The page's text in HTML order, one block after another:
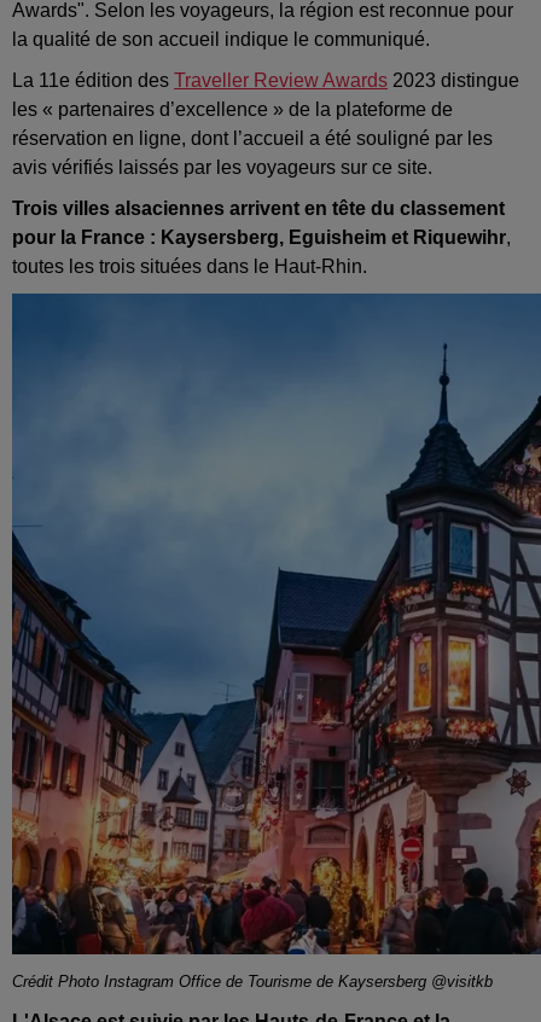
Awards". Selon les voyageurs, la région est reconnue pour
la qualité de son accueil indique le communiqué.
La 11e édition des Traveller Review Awards 2023 distingue
les « partenaires d’excellence » de la plateforme de
réservation en ligne, dont l’accueil a été souligné par les
avis vérifiés laissés par les voyageurs sur ce site.
Trois villes alsaciennes arrivent en tête du classement
pour la France : Kaysersberg, Eguisheim et Riquewihr,
toutes les trois situées dans le Haut-Rhin.
Crédit Photo Instagram Office de Tourisme de Kaysersberg @visitkb